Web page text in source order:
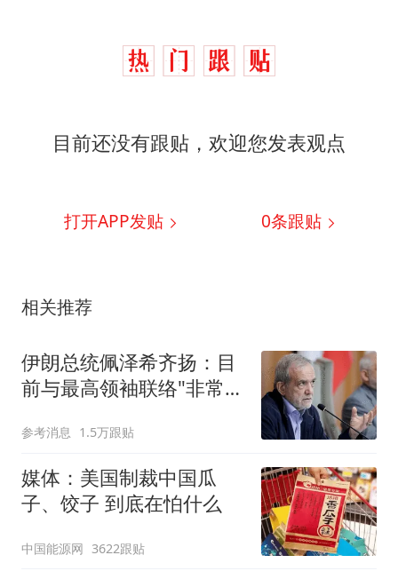
目前还没有跟贴，欢迎您发表观点
打开APP发贴 0条跟贴
相关推荐
伊朗总统佩泽希齐扬：目
前与最高领袖联络"非常困
参考消息 1.5万跟贴
媒体：美国制裁中国瓜
子、饺子 到底在怕什么
中国能源网 3622跟贴